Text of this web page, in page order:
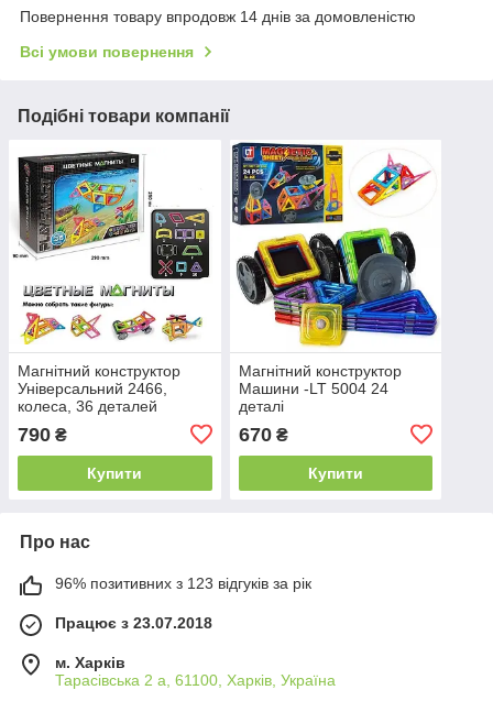
Повернення товару впродовж 14 днів за домовленістю
Всі умови повернення
Подібні товари компанії
Магнітний конструктор
Універсальний 2466,
колеса, 36 деталей
790 ₴
Купити
Магнітний конструктор
Машини -LT 5004 24
деталі
670₴
Купити
Про нас
96% позитивних з 123 відгуків за рік
Працює з 23.07.2018
м. Харків
Тарасівська 2 а, 61100, Харків, Україна